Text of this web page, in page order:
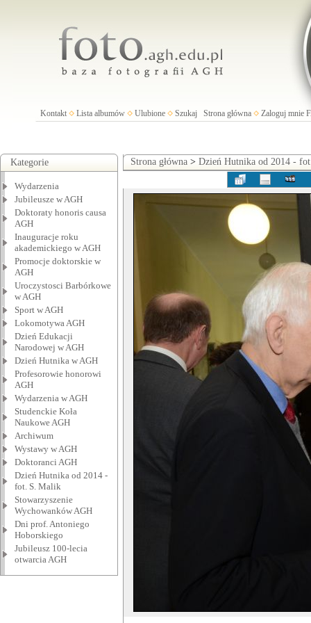
Kontakt Lista albumów Ulubione Szukaj Strona główna Zaloguj mnie
Kategorie
Wydarzenia
Jubileusze w AGH
Doktoraty honoris causa
AGH
Inauguracje roku
akademickiego w AGH
Promocje doktorskie w
AGH
Uroczystosci Barbórkowe
w AGH
Sport w AGH
Lokomotywa AGH
Dzień Edukacji
Narodowej w AGH
Dzień Hutnika w AGH
Profesorowie honorowi
AGH
Wydarzenia w AGH
Studenckie Koła
Naukowe AGH
Archiwum
Wystawy w AGH
Doktoranci AGH
Dzień Hutnika od 2014 -
fot. S. Malik
Stowarzyszenie
Wychowanków AGH
Dni prof. Antoniego
Hoborskiego
Jubileusz 100-lecia
otwarcia AGH
Strona główna > Dzień Hutnika od 2014 -